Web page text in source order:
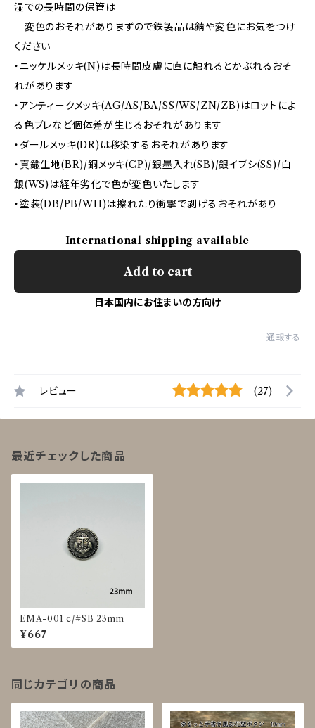
湿での長時間の保管は
変色のおそれがありまずので鉄製品は錆や変色にお気をつけ
ください
・ニッケルメッキ(N)は長時間皮膚に直に触れるとかぶれるおそ
れがあります
・アンティークメッキ(AG/AS/BA/SS/WS/ZN/ZB)はロットによ
る色ブレなど個体差が生じるおそれがあります
・ダールメッキ(DR)は移染するおそれがあります
・真鍮生地(BR)/銅メッキ(CP)/銀墨入れ(SB)/銀イブシ(SS)/白
銀(WS)は経年劣化で色が変色いたします
・塗装(DB/PB/WH)は擦れたり衝撃で剥げるおそれがあり
International shipping available
Add to cart
日本国内にお住まいの方向け
通報する
レビュー (27)
最近チェックした商品
EMA-001 c/#SB 23mm
¥667
同じカテゴリの商品